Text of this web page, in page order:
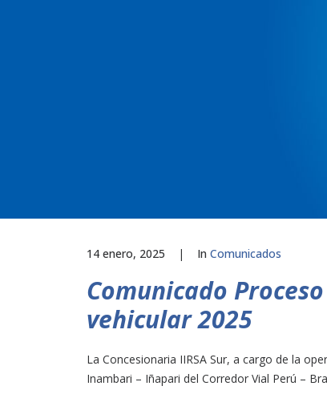
14 enero, 2025 | InComunicados
Comunicado
vehicular 2025
La Concesionaria IIRSA Sur, a cargo de la
Inambari – Iñapari del Corredor Vial Perú –